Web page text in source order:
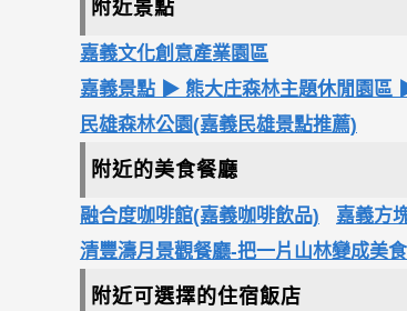
附近景點
嘉義文化創意產業園區
嘉義景點 ▶ 熊大庄森林主題休閒園區
民雄森林公園(嘉義民雄景點推薦)
附近的美食餐廳
融合度咖啡館(嘉義咖啡飲品)
嘉義方
清豐濤月景觀餐廳-把一片山林變成美
附近可選擇的住宿飯店